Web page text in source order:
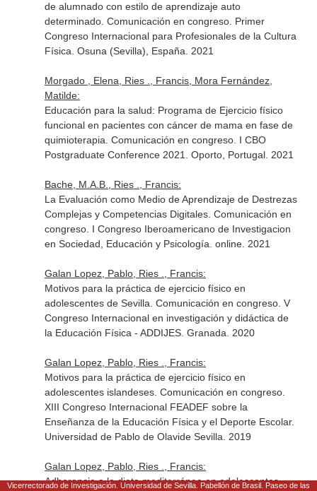
de alumnado con estilo de aprendizaje auto
determinado. Comunicación en congreso. Primer
Congreso Internacional para Profesionales de la Cultura
Física. Osuna (Sevilla), España. 2021
Morgado , Elena, Ries ., Francis, Mora Fernández,
Matilde:
Educación para la salud: Programa de Ejercicio físico
funcional en pacientes con cáncer de mama en fase de
quimioterapia. Comunicación en congreso. I CBO
Postgraduate Conference 2021. Oporto, Portugal. 2021
Bache, M.A.B., Ries ., Francis:
La Evaluación como Medio de Aprendizaje de Destrezas
Complejas y Competencias Digitales. Comunicación en
congreso. I Congreso Iberoamericano de Investigacion
en Sociedad, Educación y Psicología. online. 2021
Galan Lopez, Pablo, Ries ., Francis:
Motivos para la práctica de ejercicio físico en
adolescentes de Sevilla. Comunicación en congreso. V
Congreso Internacional en investigación y didáctica de
la Educación Física - ADDIJES. Granada. 2020
Galan Lopez, Pablo, Ries ., Francis:
Motivos para la práctica de ejercicio físico en
adolescentes islandeses. Comunicación en congreso.
XIII Congreso Internacional FEADEF sobre la
Enseñanza de la Educación Física y el Deporte Escolar.
Universidad de Pablo de Olavide Sevilla. 2019
Galan Lopez, Pablo, Ries ., Francis:
Adherencia a la dieta mediterránea en adolescentes
Vicerrectorado de Investigación. Universidad de Sevilla. Pabellón de Brasil. Paseo de las